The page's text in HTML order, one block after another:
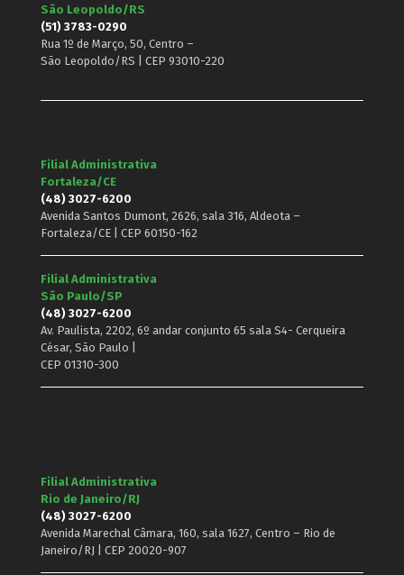
São Leopoldo/RS
(51) 3783-0290
Rua 1º de Março, 50, Centro –
São Leopoldo/RS | CEP 93010-220
Filial Administrativa
Fortaleza/CE
(48) 3027-6200
Avenida Santos Dumont, 2626, sala 316, Aldeota –
Fortaleza/CE | CEP 60150-162
Filial Administrativa
São Paulo/SP
(48) 3027-6200
Av. Paulista, 2202, 6º andar conjunto 65 sala S4- Cerqueira
César, São Paulo |
CEP 01310-300
Filial Administrativa
Rio de Janeiro/RJ
(48) 3027-6200
Avenida Marechal Câmara, 160, sala 1627, Centro – Rio de
Janeiro/RJ | CEP 20020-907